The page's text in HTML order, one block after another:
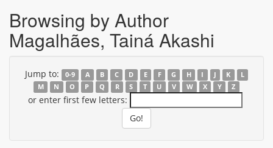
Browsing by Author
Magalhães, Tainá Akashi
Jump to: 0-9 A B C D E F G H I J K
L
M
N O P Q R S T U V W X Y Z
or enter first few letters: